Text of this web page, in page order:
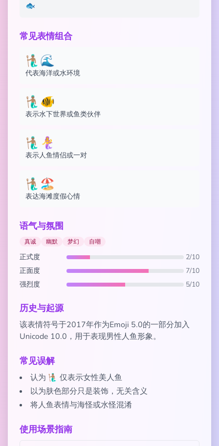
🐟
常见表情组合
🧜🏽‍♂️🌊
代表海洋或水环境
🧜🏽‍♂️🐠
表示水下世界或鱼类伙伴
🧜🏽‍♂️🧜‍♀️
表示人鱼情侣或一对
🧜🏽‍♂️🏖️
表达海滩度假心情
语气与氛围
真诚 幽默 梦幻 自嘲
正式度
2/10
正面度
7/10
强烈度
5/10
历史与起源
该表情符号于2017年作为Emoji 5.0的一部分加入
Unicode 10.0，用于表现男性人鱼形象。
常见误解
认为 🧜🏽‍♂️ 仅表示女性美人鱼
以为肤色部分只是装饰，无关含义
将人鱼表情与海怪或水怪混淆
使用场景指南